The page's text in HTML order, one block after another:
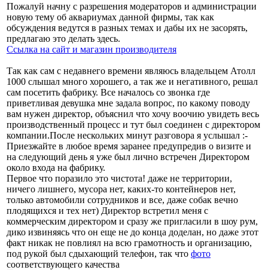
Пожалуй начну с разрешения модераторов и администрации
новую тему об аквариумах данной фирмы, так как
обсуждения ведутся в разных темах и дабы их не засорять,
предлагаю это делать здесь.
Ссылка на сайт и магазин производителя
Так как сам с недавнего времени являюсь владельцем Атолл
1000 слышал много хорошего, а так же и негативного, решал
сам посетить фабрику. Все началось со звонка где
приветливая девушка мне задала вопрос, по какому поводу
вам нужен директор, объяснил что хочу воочию увидеть весь
производственный процесс и тут был соединен с директором
компании.После нескольких минут разговора я услышал :-
Приезжайте в любое время заранее предупредив о визите и
на следующий день я уже был лично встречен Директором
около входа на фабрику.
Первое что поразило это чистота! даже не территории,
ничего лишнего, мусора нет, каких-то контейнеров нет,
только автомобили сотрудников и все, даже собак вечно
плодящихся и тех нет) Директор встретил меня с
коммерческим директором и сразу же пригласили в шоу рум,
дико извиняясь что он еще не до конца доделан, но даже этот
факт никак не повлиял на всю грамотность и организацию,
под рукой был сдыхающий телефон, так что фото
соответствующего качества